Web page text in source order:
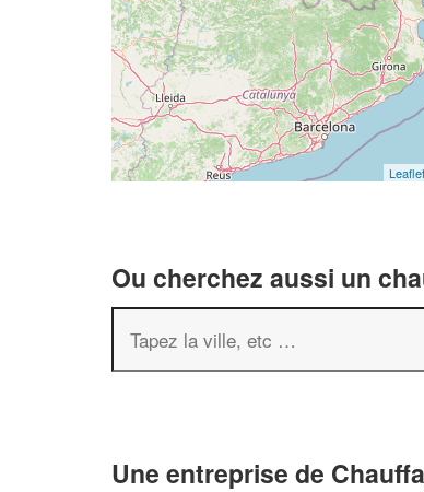
Leaflet
Ou cherchez aussi un
Une entreprise de